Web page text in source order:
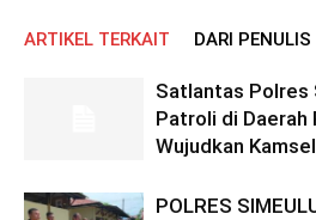
ARTIKEL TERKAIT DARI PENULIS
Satlantas Polres
Patroli di Daerah
Wujudkan
POLRES